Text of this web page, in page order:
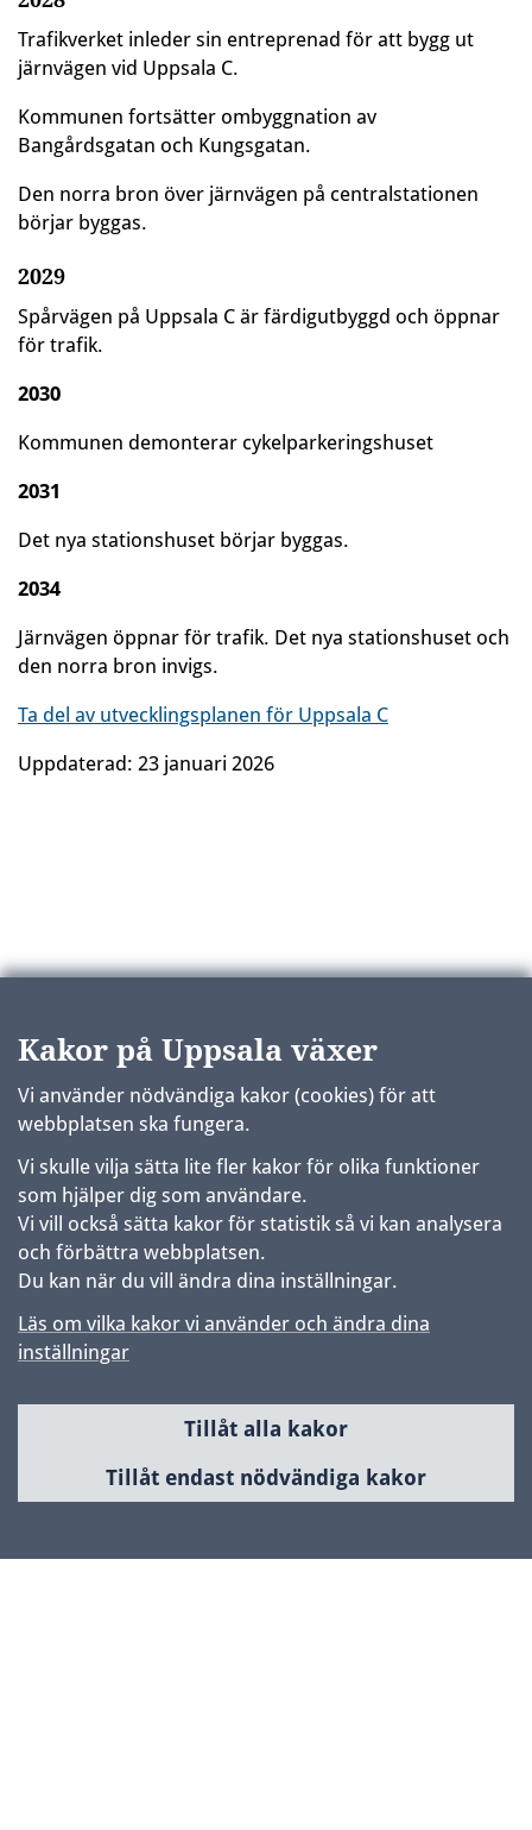
Trafikverket inleder sin entreprenad för att bygg ut
järnvägen vid Uppsala C.
Kommunen fortsätter ombyggnation av
Bangårdsgatan och Kungsgatan.
Den norra bron över järnvägen på centralstationen
börjar byggas.
2029
Spårvägen på Uppsala C är färdigutbyggd och öppnar
för trafik.
2030
Kommunen demonterar cykelparkeringshuset
2031
Det nya stationshuset börjar byggas.
2034
Järnvägen öppnar för trafik. Det nya stationshuset och
den norra bron invigs.
Ta del av utvecklingsplanen för Uppsala C
Uppdaterad: 23 januari 2026
Kakor på Uppsala växer
Vi använder nödvändiga kakor (cookies) för att
webbplatsen ska fungera.
Vi skulle vilja sätta lite fler kakor för olika funktioner
som hjälper dig som användare.
Vi vill också sätta kakor för statistik så vi kan analysera
och förbättra webbplatsen.
Du kan när du vill ändra dina inställningar.
Läs om vilka kakor vi använder och ändra dina
inställningar
Tillåt alla kakor
Tillåt endast nödvändiga kakor
Samhällsbyggnad & utveckling